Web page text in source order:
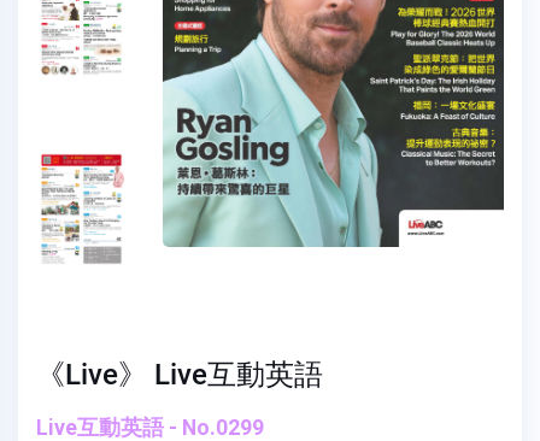
《Live》 Live互動英語
Live互動英語 - No.0299